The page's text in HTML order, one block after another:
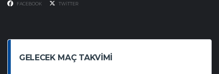
FACEBOOK TWITTER
GELECEK MAÇ TAKVIMI